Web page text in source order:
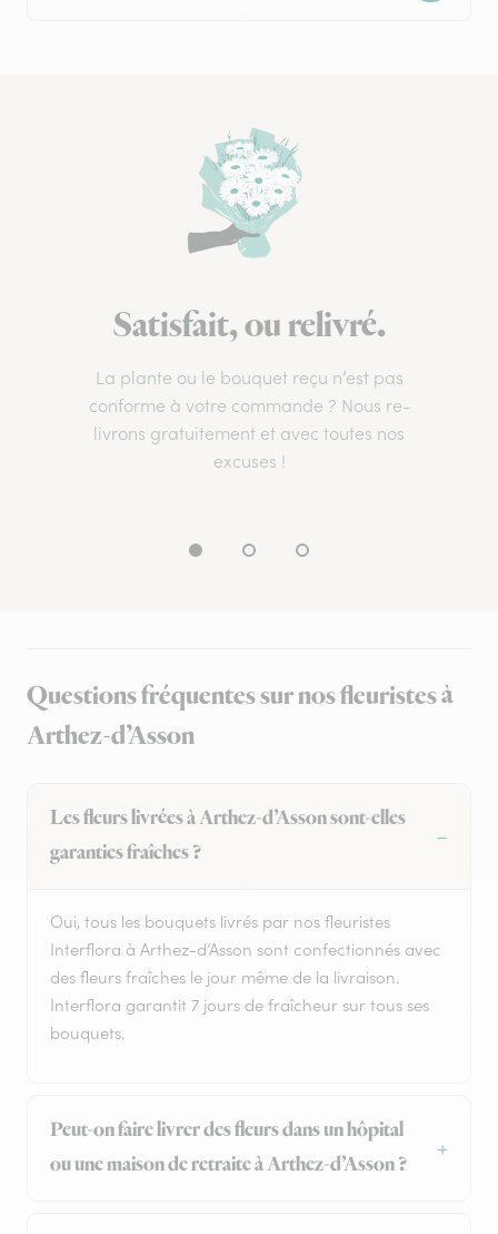
Satisfait, ou relivré.
La plante ou le bouquet reçu n’est pas
conforme à votre commande ? Nous re-
livrons gratuitement et avec toutes nos
excuses !
Questions fréquentes sur nos fleuristes à
Arthez-d’Asson
Les fleurs livrées à Arthez-d’Asson sont-elles
garanties fraîches ?
Oui, tous les bouquets livrés par nos fleuristes
Interflora à Arthez-d’Asson sont confectionnés avec
des fleurs fraîches le jour même de la livraison.
Interflora garantit 7 jours de fraîcheur sur tous ses
bouquets.
Peut-on faire livrer des fleurs dans un hôpital
ou une maison de retraite à Arthez-d’Asson ?